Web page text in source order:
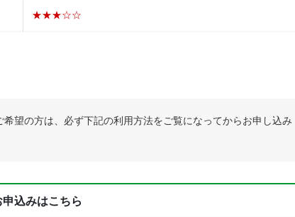
★★★☆☆
希望の方は、必ず下記の利用方法をご覧になってからお申し込み
込みはこちら